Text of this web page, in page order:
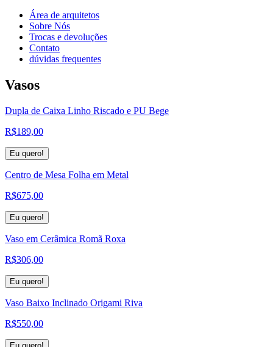
Área de arquitetos
Sobre Nós
Trocas e devoluções
Contato
dúvidas frequentes
Vasos
Dupla de Caixa Linho Riscado e PU Bege
R$189,00
Eu quero!
Centro de Mesa Folha em Metal
R$675,00
Eu quero!
Vaso em Cerâmica Romã Roxa
R$306,00
Eu quero!
Vaso Baixo Inclinado Origami Riva
R$550,00